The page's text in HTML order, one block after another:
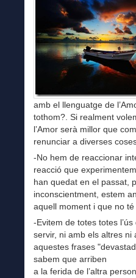
amb el llenguatge de
tothom?. Si realment
l’Amor serà millor que
renunciar a diverses
-No hem de reaccionar
reacció que
han quedat en el passat,
inconscientment, estem
aquell moment i que no
-Evitem de totes totes
servir, ni amb els altres ni
aquestes frases
sabem que arriben
a la ferida de l’altra